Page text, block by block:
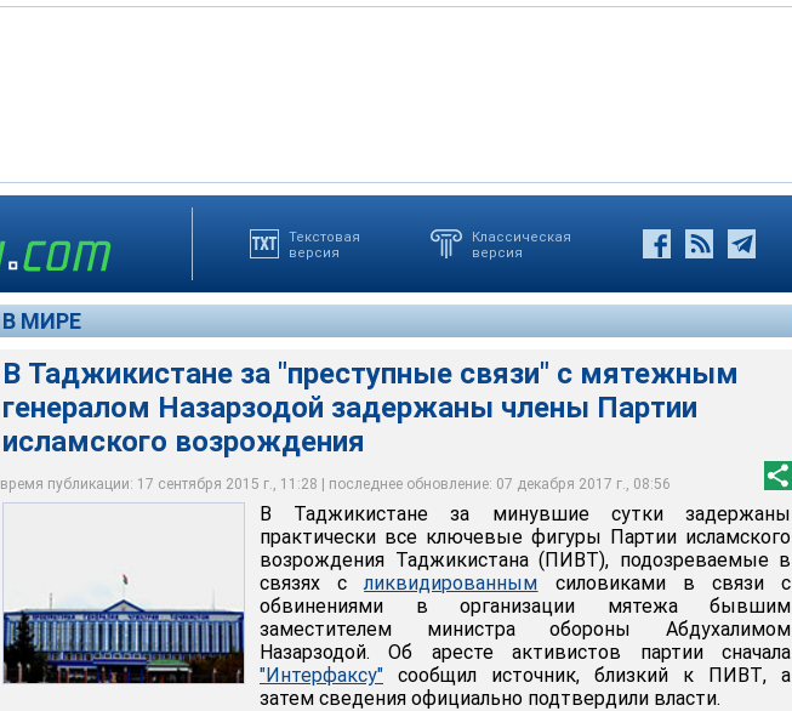
Текстовая
версия
Классическая
версия
В МИРЕ
В Таджикистане за "преступные связи" с мятежным
генералом Назарзодой задержаны члены Партии
исламского возрождения
время публикации: 17 сентября 2015 г., 11:28 | последнее обновление: 07 декабря 2017 г., 08:56
В Таджикистане за минувшие сутки задержаны практически все ключевые фигуры
Партии исламского возрождения Таджикистана (ПИВТ)
Ховар
В Таджикистане за минувшие сутки задержаны
практически все ключевые фигуры Партии исламского
возрождения Таджикистана (ПИВТ), подозреваемые в
связях сликвидированным силовиками в связи с
обвинениями в организации мятежа бывшим
заместителем министра обороны Абдухалимом
Назарзодой. Об аресте активистов партии сначала
"Интерфаксу" сообщил источник, близкий к ПИВТ, а
затем сведения официально подтвердили власти.